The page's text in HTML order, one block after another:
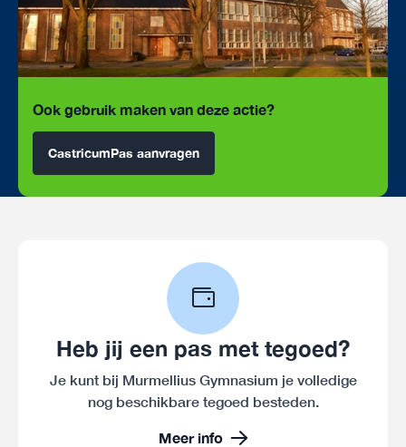
Ook gebruik maken van deze actie?
CastricumPas aanvragen
Heb jij een pas met tegoed?
Je kunt bij Murmellius Gymnasium je volledige
nog beschikbare tegoed besteden.
Meer info